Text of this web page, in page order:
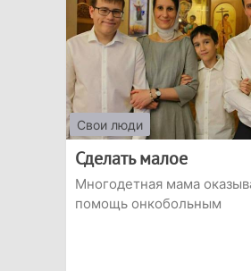
Свои люди
Сделать малое
Многодетная мама
помощь онкобольным